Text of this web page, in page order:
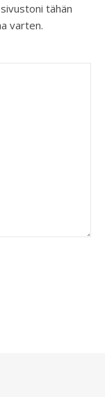
tähän
varten.